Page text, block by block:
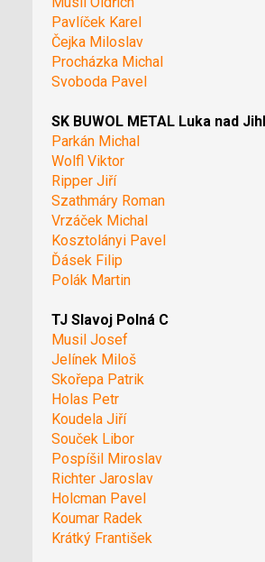
Pavlíček Karel
Čejka Miloslav
Procházka Michal
Svoboda Pavel
SK BUWOL METAL Luka nad
Parkán Michal
Wolfl Viktor
Ripper Jiří
Szathmáry Roman
Vrzáček Michal
Kosztolányi Pavel
Ďásek Filip
Polák Martin
TJ Slavoj Polná C
Musil Josef
Jelínek Miloš
Skořepa Patrik
Holas Petr
Koudela Jiří
Souček Libor
Pospíšil Miroslav
Richter Jaroslav
Holcman Pavel
Koumar Radek
Krátký František